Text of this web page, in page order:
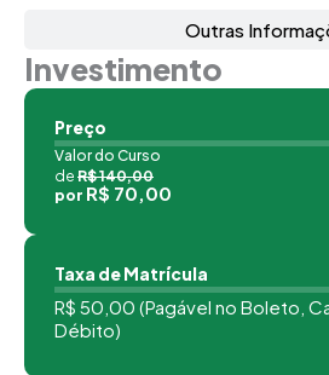
Outras
Investimento
Preço
Valor do Curso
de R$ 140,00
por R$ 70,00
Taxa de Matrícula
R$ 50,00 (Pagável no Boleto,
Débito)